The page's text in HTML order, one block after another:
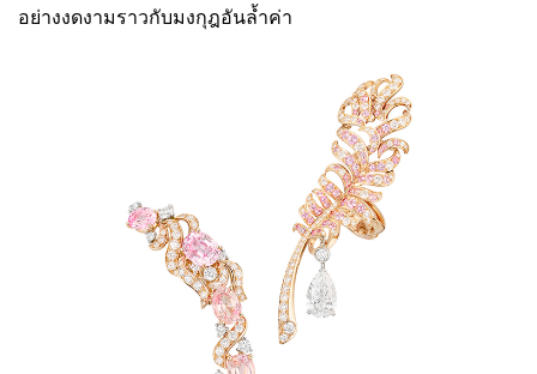
อย่างงดงามราวกับมงกุฎอันล้ำค่า